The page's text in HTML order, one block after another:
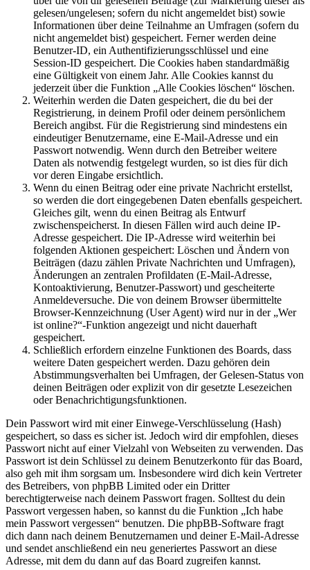
gelesen/ungelesen; sofern du nicht angemeldet bist) sowie
Informationen über deine Teilnahme an Umfragen (sofern du
nicht angemeldet bist) gespeichert. Ferner werden deine
Benutzer-ID, ein Authentifizierungsschlüssel und eine
Session-ID gespeichert. Die Cookies haben standardmäßig
eine Gültigkeit von einem Jahr. Alle Cookies kannst du
jederzeit über die Funktion „Alle Cookies löschen“ löschen.
Weiterhin werden die Daten gespeichert, die du bei der
Registrierung, in deinem Profil oder deinem persönlichem
Bereich angibst. Für die Registrierung sind mindestens ein
eindeutiger Benutzername, eine E-Mail-Adresse und ein
Passwort notwendig. Wenn durch den Betreiber weitere
Daten als notwendig festgelegt wurden, so ist dies für dich
vor deren Eingabe ersichtlich.
Wenn du einen Beitrag oder eine private Nachricht erstellst,
so werden die dort eingegebenen Daten ebenfalls gespeichert.
Gleiches gilt, wenn du einen Beitrag als Entwurf
zwischenspeicherst. In diesen Fällen wird auch deine IP-
Adresse gespeichert. Die IP-Adresse wird weiterhin bei
folgenden Aktionen gespeichert: Löschen und Ändern von
Beiträgen (dazu zählen Private Nachrichten und Umfragen),
Änderungen an zentralen Profildaten (E-Mail-Adresse,
Kontoaktivierung, Benutzer-Passwort) und gescheiterte
Anmeldeversuche. Die von deinem Browser übermittelte
Browser-Kennzeichnung (User Agent) wird nur in der „Wer
ist online?“-Funktion angezeigt und nicht dauerhaft
gespeichert.
Schließlich erfordern einzelne Funktionen des Boards, dass
weitere Daten gespeichert werden. Dazu gehören dein
Abstimmungsverhalten bei Umfragen, der Gelesen-Status von
deinen Beiträgen oder explizit von dir gesetzte Lesezeichen
oder Benachrichtigungsfunktionen.
Dein Passwort wird mit einer Einwege-Verschlüsselung (Hash)
gespeichert, so dass es sicher ist. Jedoch wird dir empfohlen, dieses
Passwort nicht auf einer Vielzahl von Webseiten zu verwenden. Das
Passwort ist dein Schlüssel zu deinem Benutzerkonto für das Board,
also geh mit ihm sorgsam um. Insbesondere wird dich kein Vertreter
des Betreibers, von phpBB Limited oder ein Dritter
berechtigterweise nach deinem Passwort fragen. Solltest du dein
Passwort vergessen haben, so kannst du die Funktion „Ich habe
mein Passwort vergessen“ benutzen. Die phpBB-Software fragt
dich dann nach deinem Benutzernamen und deiner E-Mail-Adresse
und sendet anschließend ein neu generiertes Passwort an diese
Adresse, mit dem du dann auf das Board zugreifen kannst.